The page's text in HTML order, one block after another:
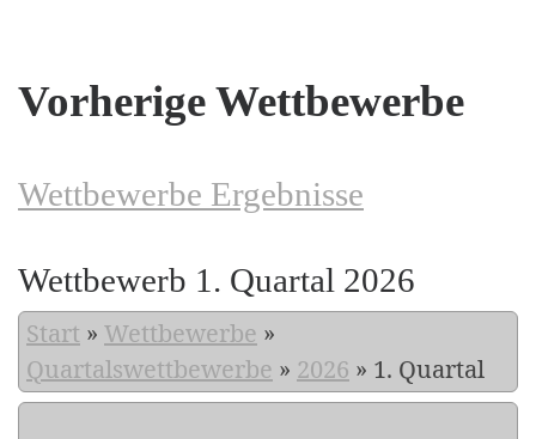
Vorherige Wettbewerbe
Wettbewerbe Ergebnisse
Wettbewerb 1. Quartal 2026
Start » Wettbewerbe »
Quartalswettbewerbe » 2026 » 1. Quartal